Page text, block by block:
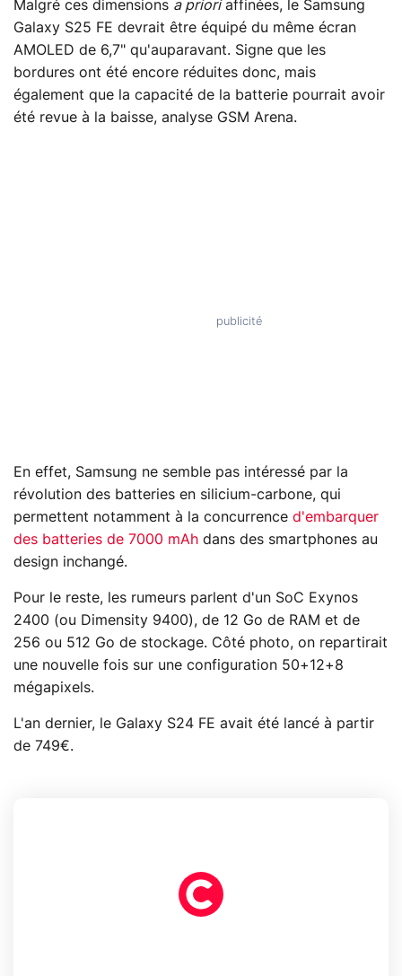
Malgré ces dimensions a prioriaffinées, le Samsung
Galaxy S25 FE devrait être équipé du même écran
AMOLED de 6,7" qu'auparavant. Signe que les
bordures ont été encore réduites donc, mais
également que la capacité de la batterie pourrait avoir
été revue à la baisse, analyse GSM Arena.
En effet, Samsung ne semble pas intéressé par la
révolution des batteries en silicium-carbone, qui
permettent notamment à la concurrence d'embarquer
des batteries de 7000 mAh dans des smartphones au
design inchangé.
Pour le reste, les rumeurs parlent d'un SoC Exynos
2400 (ou Dimensity 9400), de 12 Go de RAM et de
256 ou 512 Go de stockage. Côté photo, on repartirait
une nouvelle fois sur une configuration 50+12+8
mégapixels.
L'an dernier, le Galaxy S24 FE avait été lancé à partir
de 749€.